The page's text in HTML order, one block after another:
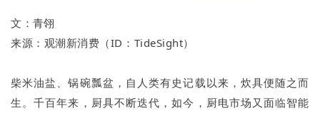
文：青翎
来源：观潮新消费（ID：TideSight）
柴米油盐、锅碗瓢盆，自人类有史记载以来，炊具便随之而
生。千百年来，厨具不断迭代，如今，厨电市场又面临智能